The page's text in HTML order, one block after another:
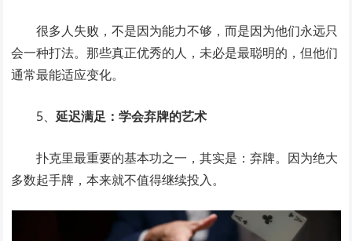
很多人失败，不是因为能力不够，而是因为他们永远只
会一种打法。那些真正优秀的人，未必是最聪明的，但他们
通常最能适应变化。
5、延迟满足：学会弃牌的艺术
扑克里最重要的基本功之一，其实是：弃牌。因为绝大
多数起手牌，本来就不值得继续投入。